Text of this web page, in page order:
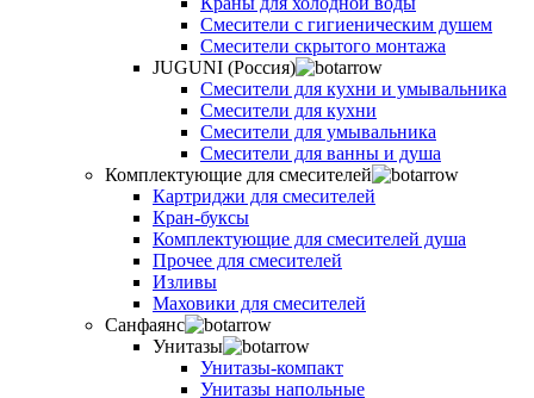
Смесители с гигиеническим душем
Смесители скрытого монтажа
JUGUNI (Россия)
Смесители для кухни и умывальника
Смесители для кухни
Смесители для умывальника
Смесители для ванны и душа
Комплектующие для смесителей
Картриджи для смесителей
Кран-буксы
Комплектующие для смесителей душа
Прочее для смесителей
Изливы
Маховики для смесителей
Санфаянс
Унитазы
Унитазы-компакт
Унитазы напольные